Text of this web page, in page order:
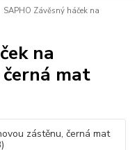
SAPHO Závěsný háček na
na
mat